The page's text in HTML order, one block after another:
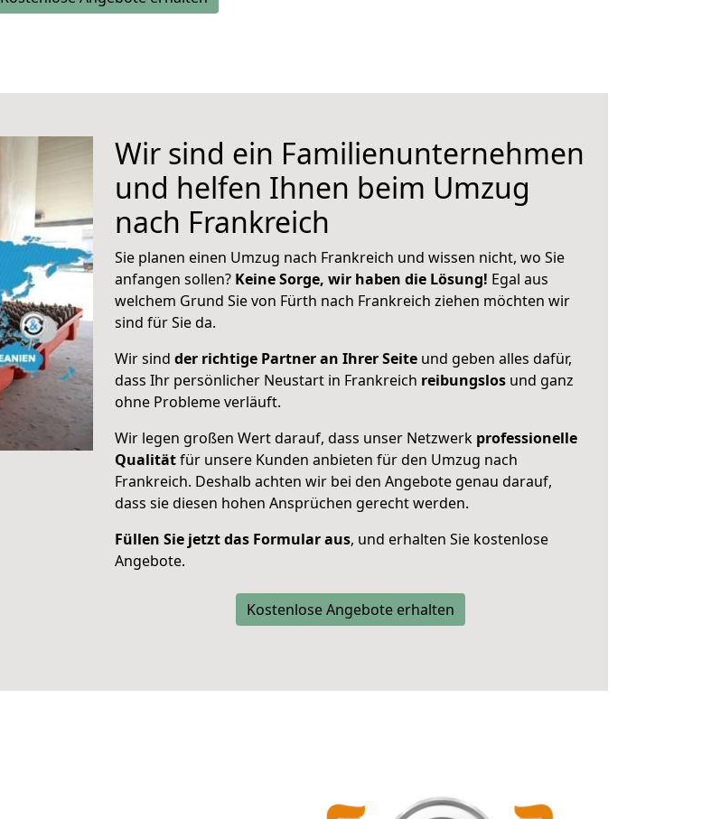
Wir sind ein Familienunternehmen
und helfen Ihnen beim Umzug
nach Frankreich
Sie planen einen Umzug nach Frankreich und wissen nicht, wo Sie
anfangen sollen? Keine Sorge, wir haben die Lösung! Egal aus
welchem Grund Sie von Fürth nach Frankreich ziehen möchten wir
sind für Sie da.
Wir sind der richtige Partner an Ihrer Seite und geben alles dafür,
dass Ihr persönlicher Neustart in Frankreich reibungslos und ganz
ohne Probleme verläuft.
Wir legen großen Wert darauf, dass unser Netzwerk professionelle
Qualitätfür unsere Kunden anbieten für den Umzug nach
Frankreich. Deshalb achten wir bei den Angebote genau darauf,
dass sie diesen hohen Ansprüchen gerecht werden.
Füllen Sie jetzt das Formular aus, und erhalten Sie kostenlose
Angebote.
Kostenlose Angebote erhalten